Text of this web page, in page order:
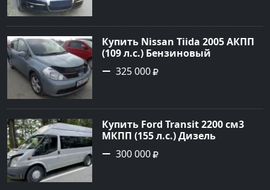
Авторынок23
Купить Nissan Tiida 2005 АКПП
(109 л.с.) Бензиновый
Новороссийск цвет голубой
металик Хетчбэк 2005 года по
Авторынок23
325 000
Купить Ford Transit 2200 см3
МКПП (155 л.с.) Дизель
турбонаддув в Тбилисская :
цвет Серебряный Фургон 2014
300 000